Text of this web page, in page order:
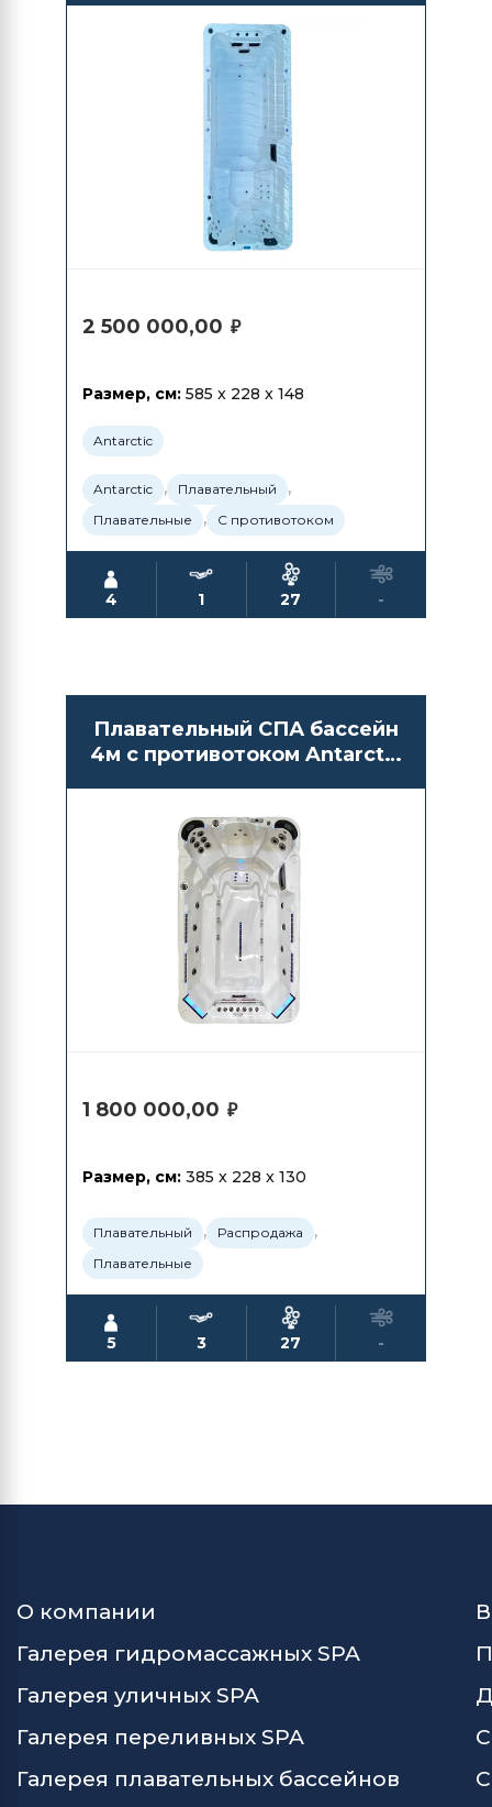
2 500 000,00 ₽
Размер, см: 585 x 228 x 148
Antarctic
Antarctic , Плавательный ,
Плавательные , С противотоком
4 1 27 -
Плавательный СПА бассейн
4м с противотоком Antarctic
1 800 000,00 ₽
Размер, см: 385 x 228 x 130
Плавательный , Распродажа ,
Плавательные
5 3 27 -
О компании
Галерея гидромассажных SPA
Галерея уличных SPA
Галерея переливных SPA
Галерея плавательных бассейнов